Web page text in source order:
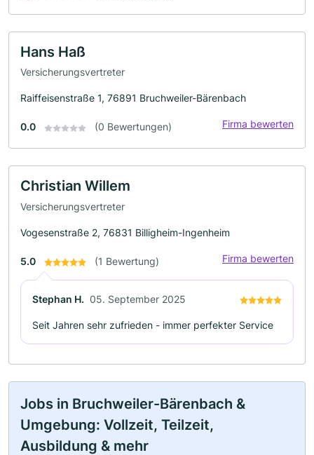
Hans Haß
Versicherungsvertreter
Raiffeisenstraße 1, 76891 Bruchweiler-Bärenbach
0.0 (0 Bewertungen) Firma bewerten
Christian Willem
Versicherungsvertreter
Vogesenstraße 2, 76831 Billigheim-Ingenheim
5.0 (1 Bewertung) Firma bewerten
Stephan H. 05. September 2025
Seit Jahren sehr zufrieden - immer perfekter Service
Jobs in Bruchweiler-Bärenbach &
Umgebung: Vollzeit, Teilzeit,
Ausbildung & mehr